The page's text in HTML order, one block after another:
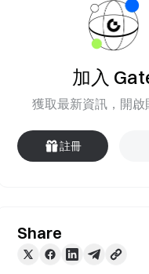
加入
獲取最新資訊，開啟
註冊
Share